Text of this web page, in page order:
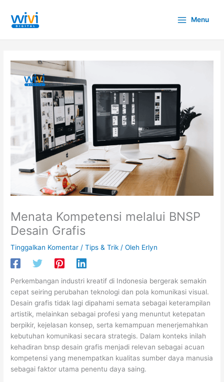
konten
Menu
Menata Kompetensi melalui BNSP
Desain Grafis
Tinggalkan Komentar /Tips & Trik / Oleh Erlyn
Perkembangan industri kreatif di Indonesia bergerak semakin
cepat seiring perubahan teknologi dan pola komunikasi visual.
Desain grafis tidak lagi dipahami semata sebagai keterampilan
artistik, melainkan sebagai profesi yang menuntut ketepatan
berpikir, kejelasan konsep, serta kemampuan menerjemahkan
kebutuhan komunikasi secara strategis. Dalam konteks inilah
kehadiran bnsp desain grafis menjadi relevan sebagai acuan
kompetensi yang menempatkan kualitas sumber daya manusia
sebagai faktor utama penentu daya saing.